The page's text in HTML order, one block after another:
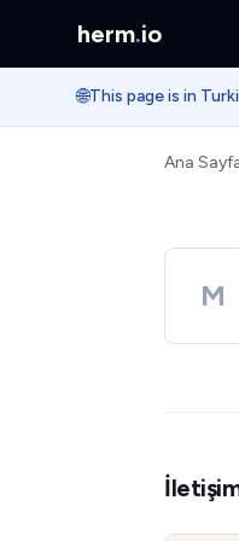
herm.io
🌐This page is in
Ana
M